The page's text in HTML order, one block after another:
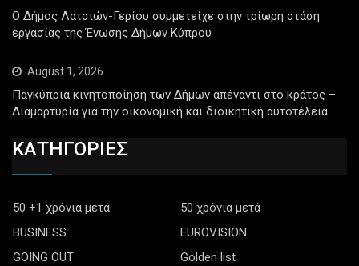
Ο Δήμος Λατσιών-Γερίου συμμετείχε στην τρίωρη στάση
εργασίας της Ένωσης Δήμων Κύπρου
August 1, 2026
Παγκύπρια κινητοποίηση των Δήμων απέναντι στο κράτος –
Διαμαρτυρία για την οικονομική και διοικητική αυτοτέλεια
ΚΑΤΗΓΟΡΙΕΣ
50 +1 χρόνια μετά
50 χρόνια μετά
BUSINESS
EUROVISION
GOING OUT
Golden list